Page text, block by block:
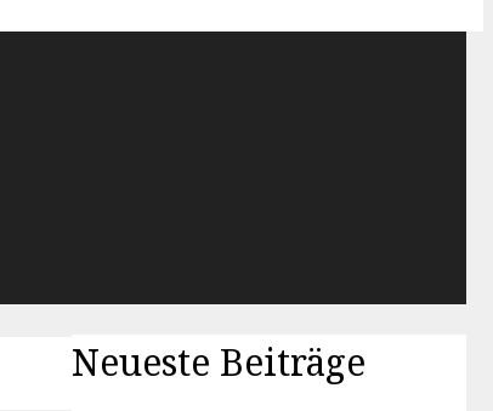
Neueste Beiträge